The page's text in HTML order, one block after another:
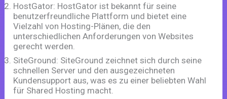
HostGator: HostGator ist bekannt für seine
benutzerfreundliche Plattform und bietet eine
Vielzahl von Hosting-Plänen, die den
unterschiedlichen Anforderungen von Websites
gerecht werden.
SiteGround: SiteGround zeichnet sich durch seine
schnellen Server und den ausgezeichneten
Kundensupport aus, was es zu einer beliebten Wahl
für Shared Hosting macht.